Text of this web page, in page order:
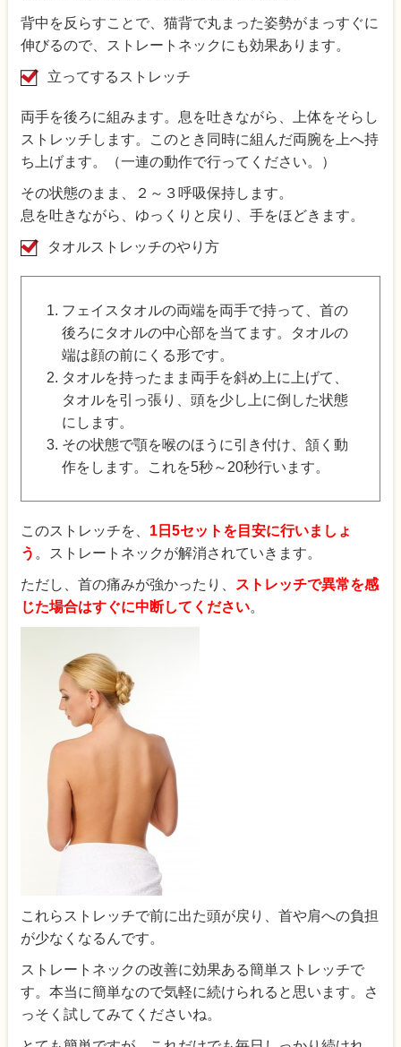
背中を反らすことで、猫背で丸まった姿勢がまっすぐに
伸びるので、ストレートネックにも効果あります。
立ってするストレッチ
両手を後ろに組みます。息を吐きながら、上体をそらし
ストレッチします。このとき同時に組んだ両腕を上へ持
ち上げます。（一連の動作で行ってください。）
その状態のまま、２～３呼吸保持します。
息を吐きながら、ゆっくりと戻り、手をほどきます。
タオルストレッチのやり方
フェイスタオルの両端を両手で持って、首の
後ろにタオルの中心部を当てます。タオルの
端は顔の前にくる形です。
タオルを持ったまま両手を斜め上に上げて、
タオルを引っ張り、頭を少し上に倒した状態
にします。
その状態で顎を喉のほうに引き付け、頷く動
作をします。これを5秒～20秒行います。
このストレッチを、 1日5セットを目安に行いましょ
う 。ストレートネックが解消されていきます。
ただし、首の痛みが強かったり、
ストレッチで異常を感
じた場合はすぐに中断してください。
これらストレッチで前に出た頭が戻り、首や肩への負担
が少なくなるんです。
ストレートネックの改善に効果ある簡単ストレッチで
す。本当に簡単なので気軽に続けられると思います。さ
っそく試してみてくださいね。